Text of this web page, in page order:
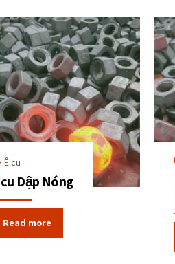
Ê cu
cu Dập Nóng
Read more